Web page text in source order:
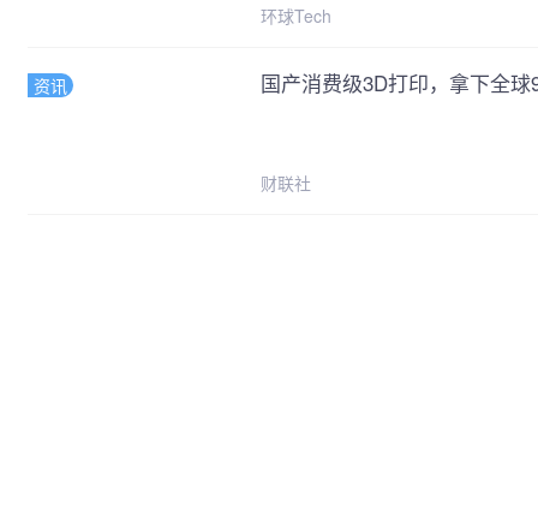
环球Tech
资讯 国产消费级3D打印，拿下全球
财联社